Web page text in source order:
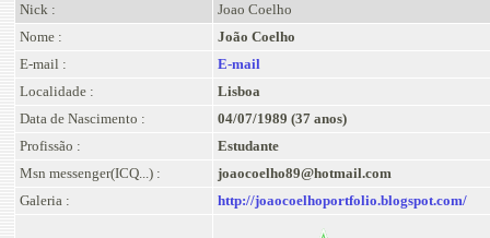
Nick :
Joao Coelho
Nome :
João Coelho
E-mail :
E-mail
Localidade :
Lisboa
Data de Nascimento :
04/07/1989 (37 anos)
Profissão :
Estudante
Msn messenger(ICQ...) :
joaocoelho89@hotmail.com
Galeria :
http://joaocoelhoportfolio.blogspot.com/